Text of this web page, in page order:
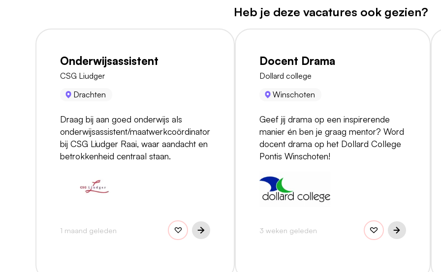
Heb je deze vacatures ook gezien?
Onderwijsassistent
CSG Liudger
Drachten
Draag bij aan goed onderwijs als
onderwijsassistent/maatwerkcoördinator
bij CSG Liudger Raai, waar aandacht en
betrokkenheid centraal staan.
1 maand geleden
Docent Drama
Dollard college
Winschoten
Geef jij drama op een inspirerende
manier én ben je graag mentor? Word
docent drama op het Dollard College
Pontis Winschoten!
3 weken geleden